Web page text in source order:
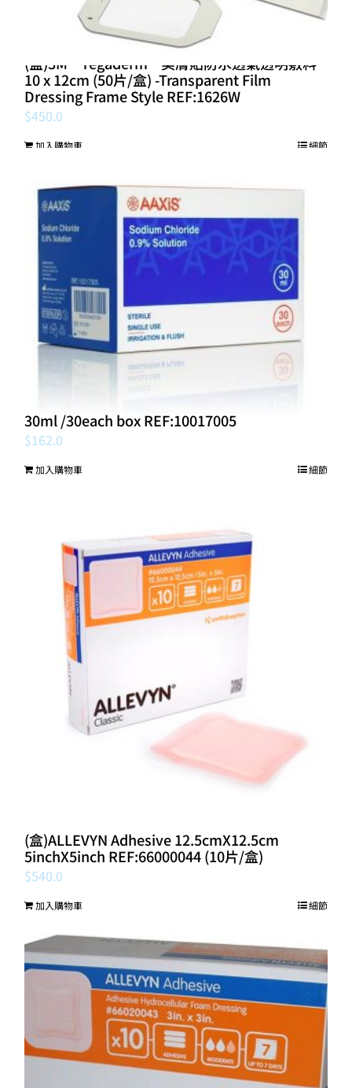
(盒)3M™ Tegaderm™ 美膚貼防水透氣透明敷料
10 x 12cm (50片/盒) -Transparent Film
Dressing Frame Style REF:1626W
$450.0
加入購物車 細節
30ml /30each box REF:10017005
$162.0
加入購物車 細節
(盒)ALLEVYN Adhesive 12.5cmX12.5cm
5inchX5inch REF:66000044 (10片/盒)
$540.0
加入購物車 細節